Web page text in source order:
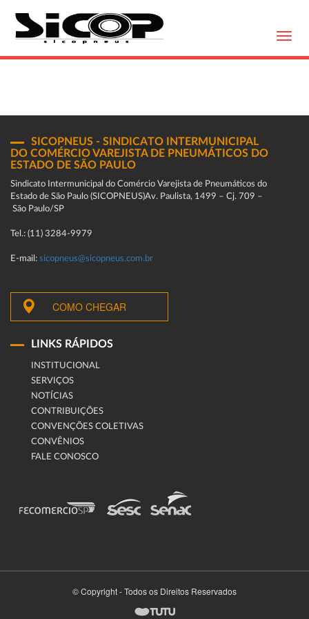
SICOPNEUS - SINDICATO INTERMUNICIPAL
DO COMÉRCIO VAREJISTA DE PNEUMÁTICOS DO
ESTADO DE SÃO PAULO
Sindicato Intermunicipal do Comércio Varejista de Pneumáticos do
Estado de São Paulo (SICOPNEUS)Av. Paulista, 1499 – Cj. 709 –
São Paulo/SP
Tel.: (11) 3284-9979
E-mail: sicopneus@sicopneus.com.br
COMO CHEGAR
LINKS RÁPIDOS
INSTITUCIONAL
SERVIÇOS
NOTÍCIAS
CONTRIBUIÇÕES
CONVENÇÕES COLETIVAS
CONVÊNIOS
FALE CONOSCO
© Copyright - Todos os Direitos Reservados